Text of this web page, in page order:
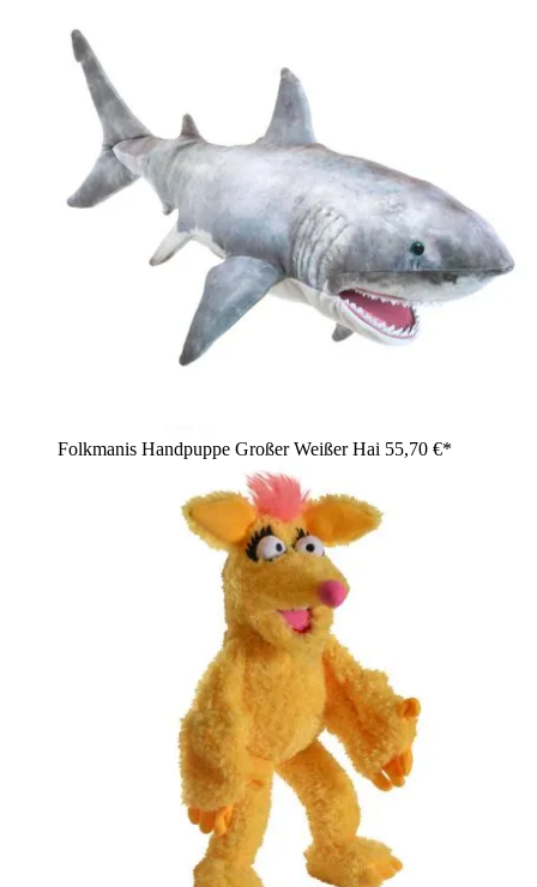
Folkmanis Handpuppe Großer Weißer Hai 55,70 €*